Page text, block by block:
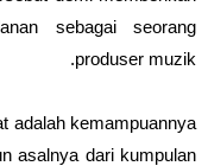
sebagai seorang
produser muzik.
adalah kemampuannya
asalnya dari kumpulan